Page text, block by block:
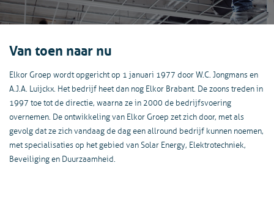
Van toen naar nu
Elkor Groep wordt opgericht op 1 januari 1977 door W.C. Jongmans en
A.J.A. Luijckx. Het bedrijf heet dan nog Elkor Brabant. De zoons treden in
1997 toe tot de directie, waarna ze in 2000 de bedrijfsvoering
overnemen. De ontwikkeling van Elkor Groep zet zich door, met als
gevolg dat ze zich vandaag de dag een allround bedrijf kunnen noemen,
met specialisaties op het gebied van Solar Energy, Elektrotechniek,
Beveiliging en Duurzaamheid.